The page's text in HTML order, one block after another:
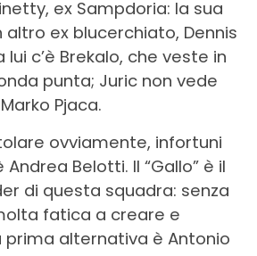
ex Sampdoria: la sua
ex blucerchiato, Dennis
lui c’è Brekalo, che veste in
punta; Juric non vede
Pjaca.
ovviamente, infortuni
Belotti. Il “Gallo” è il
di questa squadra: senza
fatica a creare e
prima alternativa è Antonio